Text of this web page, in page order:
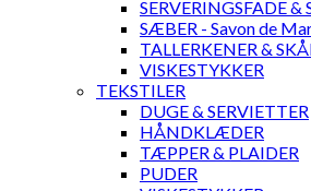
SERVERINGSFADE &
SÆBER - Savon de
TALLERKENER &
VISKESTYKKER
TEKSTILER
DUGE & SERVIETTER
HÅNDKLÆDER
TÆPPER & PLAIDER
PUDER